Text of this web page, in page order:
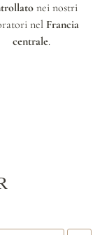
nei nostri
nel Francia
centrale.